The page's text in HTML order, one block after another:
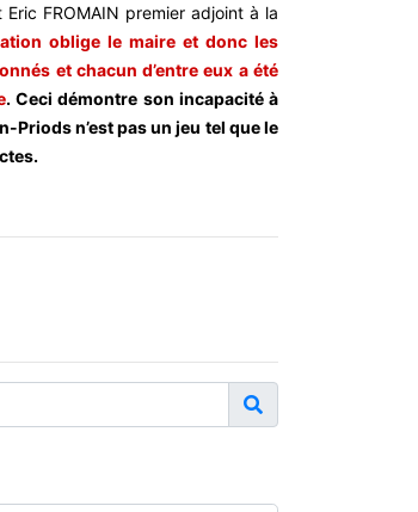
FROMAIN premier adjoint à la
oblige le maire et donc les
et chacun d’entre eux a été
. Ceci démontre son incapacité à
Priods n’est pas un jeu tel que le